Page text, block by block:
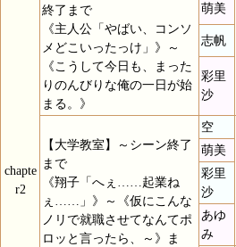
chapte
r2
終了まで
《主人公「やばい、コンソ
メどこいったっけ」》～
《こうして今日も、まった
りのんびりな俺の一日が始
まる。》
萌美
志帆
彩里
沙
【大学教室】～シーン終了
まで
《翔子「へぇ……起業ね
ぇ……」》～《仮にこんな
ノリで就職させてなんてポ
ロッと言ったら、～》ま
空
萌美
彩里
沙
あゆ
み